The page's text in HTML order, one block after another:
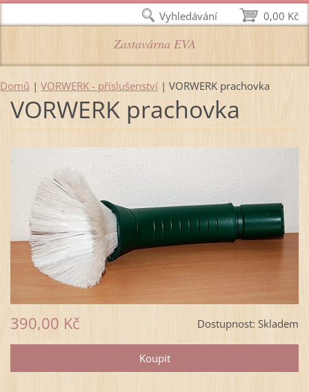
Zastavárna EVA
Domů | VORWERK - příslušenství | VORWERK prachovka
VORWERK prachovka
Dostupnost: Skladem
390,00 Kč
0,00 Kč
Vyhledávání